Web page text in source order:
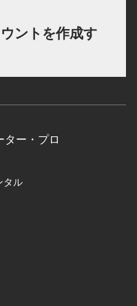
ントを作成す
ター・プロ
タル